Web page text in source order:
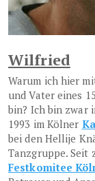
Wilfried
Warum ich hier
und Vater eines
bin? Ich bin zwar
1993 im Kölner
bei den Hellije
Tanzgruppe. Seit
Festkomitee